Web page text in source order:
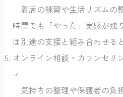
着席の練習や生活リズムの
時間でも「やった」実感が残
は別途の支援と組み合わせる
オンライン相談・カウンセリ
ィ
気持ちの整理や保護者の負